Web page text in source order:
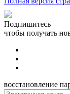
Подпишитесь
чтобы получать
восстановление